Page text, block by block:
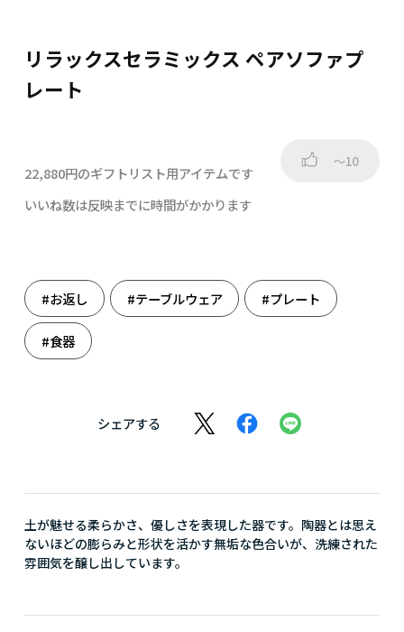
リラックスセラミックス ペアソファプ
レート
22,880円のギフトリスト用アイテムです
～10
いいね数は反映までに時間がかかります
#お返し #テーブルウェア #プレート
#食器
シェアする
土が魅せる柔らかさ、優しさを表現した器です。陶器とは思え
ないほどの膨らみと形状を活かす無垢な色合いが、洗練された
雰囲気を醸し出しています。